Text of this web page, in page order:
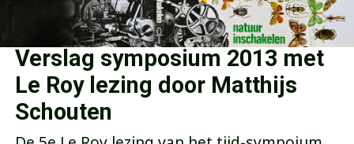
Verslag symposium 2013 met
Le Roy lezing door Matthijs
Schouten